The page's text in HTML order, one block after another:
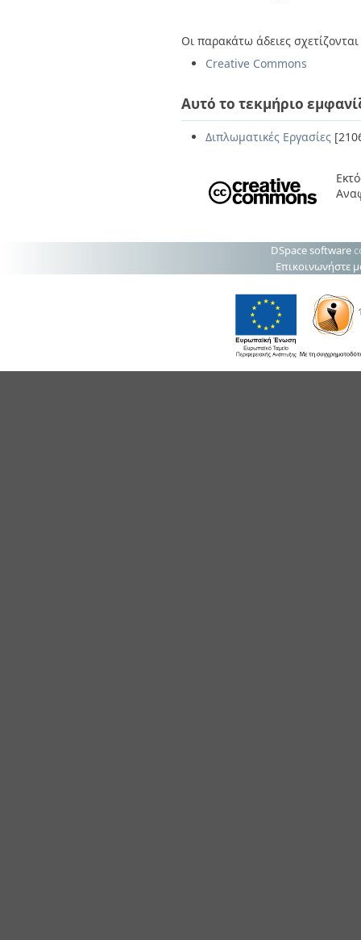
Οι παρακάτω άδειες
Creative Commons
Αυτό το τεκμήριο
Διπλωματικές Εργασίες
DSpace software
Επικοινωνήστε